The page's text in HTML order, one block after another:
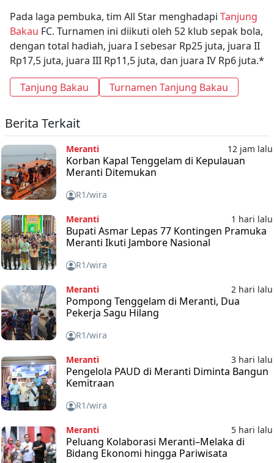
Pada laga pembuka, tim All Star menghadapi Tanjung
Bakau FC. Turnamen ini diikuti oleh 52 klub sepak bola,
dengan total hadiah, juara I sebesar Rp25 juta, juara II
Rp17,5 juta, juara III Rp11,5 juta, dan juara IV Rp6 juta.*
Tanjung Bakau
Turnamen Tanjung Bakau
Berita Terkait
Meranti 12 jam lalu
Korban Kapal Tenggelam di Kepulauan
Meranti Ditemukan
R1/wira
Meranti 1 hari lalu
Bupati Asmar Lepas 77 Kontingen Pramuka
Meranti Ikuti Jambore Nasional
R1/wira
Meranti 2 hari lalu
Pompong Tenggelam di Meranti, Dua
Pekerja Sagu Hilang
R1/wira
Meranti 3 hari lalu
Pengelola PAUD di Meranti Diminta Bangun
Kemitraan
R1/wira
Meranti 5 hari lalu
Peluang Kolaborasi Meranti–Melaka di
Bidang Ekonomi hingga Pariwisata